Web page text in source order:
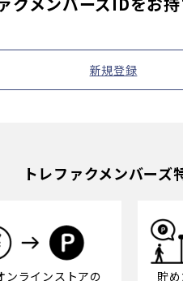
新規登録
トレファクメンバーズ
ンラインストアの
貯